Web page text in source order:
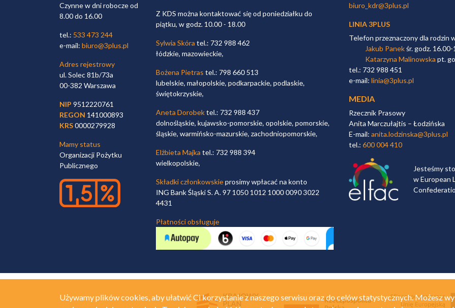
Czynne w dni robocze od
8.00 do 16.00
tel.: 533 473 244
e-mail: biuro@3plus.pl
Adres rejestrowy
ul. Solec 81b/73a
00-382 Warszawa
NIP 9512220761
REGON 141000893
KRS0000279928
Mamy status
Organizacji Pożytku
Publicznego
Z KDS można kontaktować się od poniedziałku do
piątku, w godz. 10.00 - 18.00
Sylwia Skóra tel.: 732 988 462
łódzkie, mazowieckie,
Bożena Pietras tel.: 798 660 513
lubelskie, małopolskie, podkarpackie, podlaskie,
świętokrzyskie,
Aneta Dorobektel.: 732 988 437
dolnośląskie, kujawsko-pomorskie, opolskie, pomorskie,
śląskie, warmińsko-mazurskie, zachodniopomorskie,
Elżbieta Majka tel.: 732 988 394
wielkopolskie,
Składki członkowskieprosimy wpłacać na konto
ING Bank Śląski S. A. 97 1050 1012 1000 0090 3022
4431
Płatności obsługuje
biuro_kdr@3plus.pl
LINIA 3PLUS
Telefon przeznaczony dla rodzin
Jakub Panekśr. godz. 16.00-
Katarzyna Malinowska pt.
tel.: 732 988 451
e-mail: linia@3plus.pl
MEDIA
Rzecznik Prasowy
Anita Marczułajtis – Łodzińska
E-mail: anita.lodzinska@3plus.pl
tel.: 600 004 410
Jesteśmy
w European
Używamy plików cookies, aby ułatwić Ci korzystanie z naszego serwisu oraz do celów statystycznych. Możesz